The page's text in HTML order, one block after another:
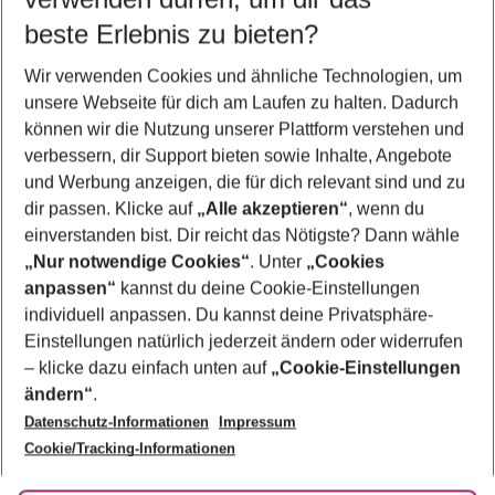
5-8 Nächte
2 Erwachsene Keine Kinder
Mehr Filter anzeigen
Footer
Footer navigation
Über uns
AGB
Bestpreisgarantie
Cookie-Einstellungen ändern
Cookie-Richtlinie
Agenturbetreuung
Barrierefreies Reisen
Folge uns
beste Erlebnis zu bieten?
Wir verwenden Cookies und ähnliche Technologien, um
unsere Webseite für dich am Laufen zu halten. Dadurch
können wir die Nutzung unserer Plattform verstehen und
verbessern, dir Support bieten sowie Inhalte, Angebote
und Werbung anzeigen, die für dich relevant sind und zu
dir passen. Klicke auf „Alle akzeptieren“, wenn du
einverstanden bist. Dir reicht das Nötigste? Dann wähle
„Nur notwendige Cookies“. Unter „Cookies
anpassen“ kannst du deine Cookie-Einstellungen
individuell anpassen. Du kannst deine Privatsphäre-
Einstellungen natürlich jederzeit ändern oder widerrufen
– klicke dazu einfach unten auf „Cookie-Einstellungen
ändern“.
Datenschutz-Informationen
Impressum
Cookie/Tracking-Informationen